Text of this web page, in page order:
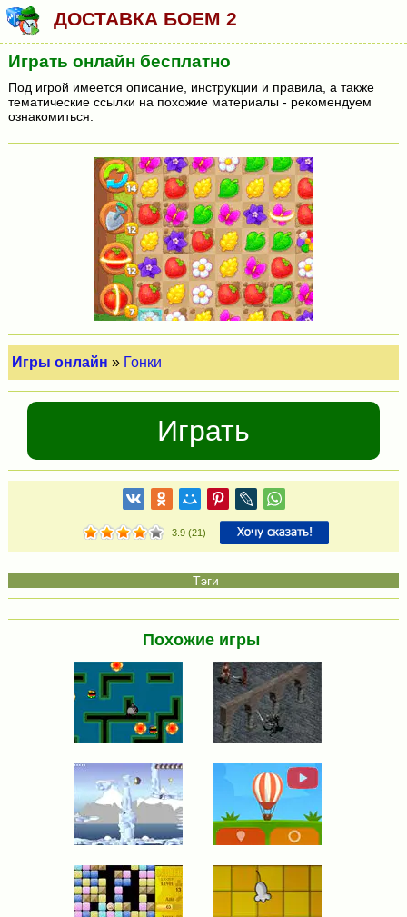
ДОСТАВКА БОЕМ 2
Играть онлайн бесплатно
Под игрой имеется описание, инструкции и правила, а также
тематические ссылки на похожие материалы - рекомендуем
ознакомиться.
Игры онлайн » Гонки
Играть
3.9(21)
Похожие игры